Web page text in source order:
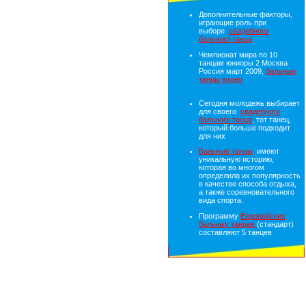
Дополнительные факторы,
играющие роль при
выборе свадебного
бального танца
Чемпионат мира по 10
танцам юниоры 2 Москва
Россия март 2009, бальные
танцы видео
Сегодня молодежь выбирает
для своего свадебного
бального танца , тот танец,
который больше подходит
для них
Бальные танцы имеют
уникальную историю,
которая во многом
определила их популярность
в качестве способа отдыха,
а также соревновательного
вида спорта.
Программу Европейских
бальных танцев (стандарт)
составляют 5 танцев